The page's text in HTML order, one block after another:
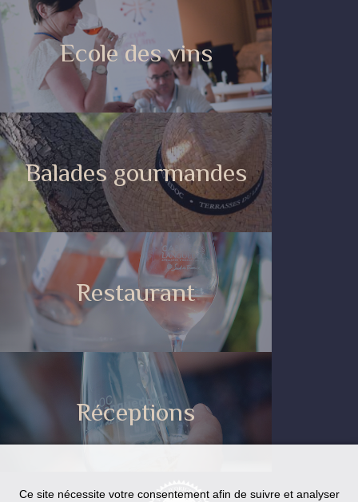
Ecole des vins
Balades gourmandes
Restaurant
Réceptions
Ce site nécessite votre consentement afin de suivre et analyser